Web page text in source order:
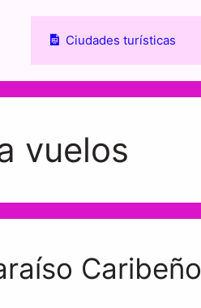
Ciudades turísticas
vuelos
Caribeño